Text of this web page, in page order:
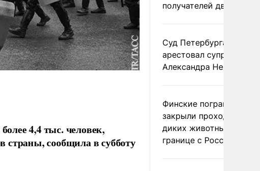
4,4 тыс. человек,
страны, сообщила в субботу
получателей двух
Суд Петербурга заочно
арестовал супругу
Александра Невзорова
Финские пограничники
закрыли проходы для
диких животных на
границе с Россией